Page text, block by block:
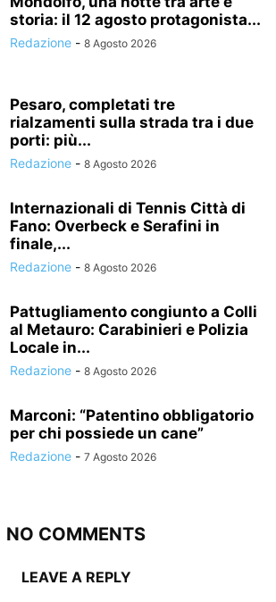
storia: il 12 agosto protagonista...
Redazione - 8 Agosto 2026
Pesaro, completati tre
rialzamenti sulla strada tra i due
porti: più...
Redazione - 8 Agosto 2026
Internazionali di Tennis Città di
Fano: Overbeck e Serafini in
finale,...
Redazione - 8 Agosto 2026
Pattugliamento congiunto a Colli
al Metauro: Carabinieri e Polizia
Locale in...
Redazione - 8 Agosto 2026
Marconi: “Patentino obbligatorio
per chi possiede un cane”
Redazione - 7 Agosto 2026
NO COMMENTS
LEAVE A REPLY